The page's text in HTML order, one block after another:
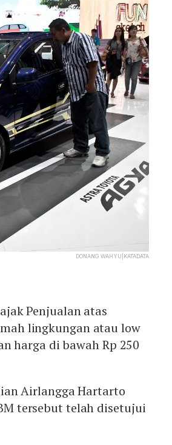
DONANG WAHYU|KATADATA
Penjualan atas
lingkungan atau low
harga di bawah Rp 250
Airlangga Hartarto
tersebut telah disetujui